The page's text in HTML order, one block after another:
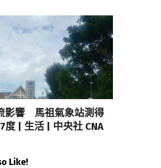
影響 馬祖氣象站測得
度 | 生活 | 中央社 CNA
Like!